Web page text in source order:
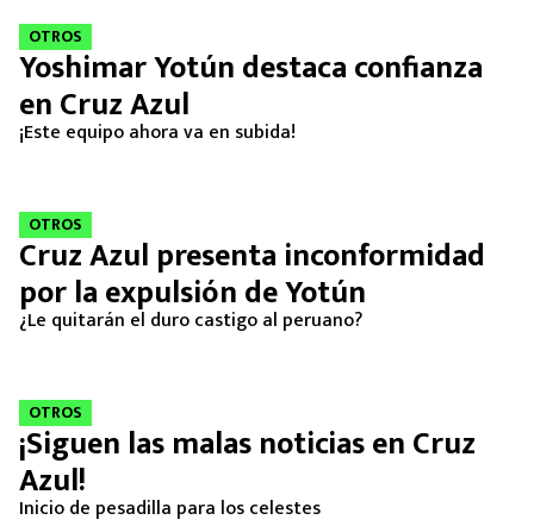
OTROS
Yoshimar Yotún destaca confianza
en Cruz Azul
¡Este equipo ahora va en subida!
OTROS
Cruz Azul presenta inconformidad
por la expulsión de Yotún
¿Le quitarán el duro castigo al peruano?
OTROS
¡Siguen las malas noticias en Cruz
Azul!
Inicio de pesadilla para los celestes